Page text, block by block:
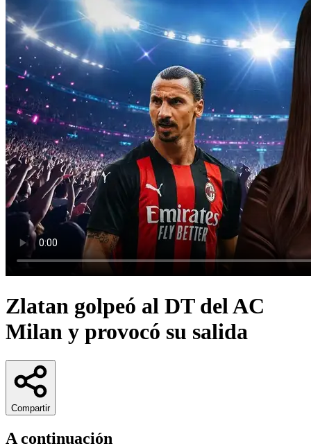
Zlatan golpeó al DT del AC
Milan y provocó su salida
Compartir
A continuación